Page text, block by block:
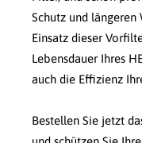
Schutz und längeren
Einsatz dieser
Lebensdauer Ihres
auch die Effizienz
Bestellen Sie jetzt